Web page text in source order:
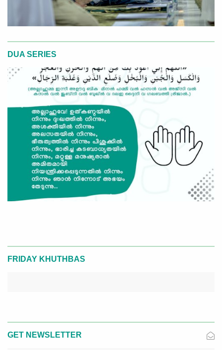
DUA SERIES
FRIDAY KHUTHBAS
GET NEWSLETTER